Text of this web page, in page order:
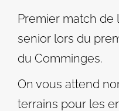
Premier match de
senior lors du
du Comminges.
On vous attend
terrains pour les